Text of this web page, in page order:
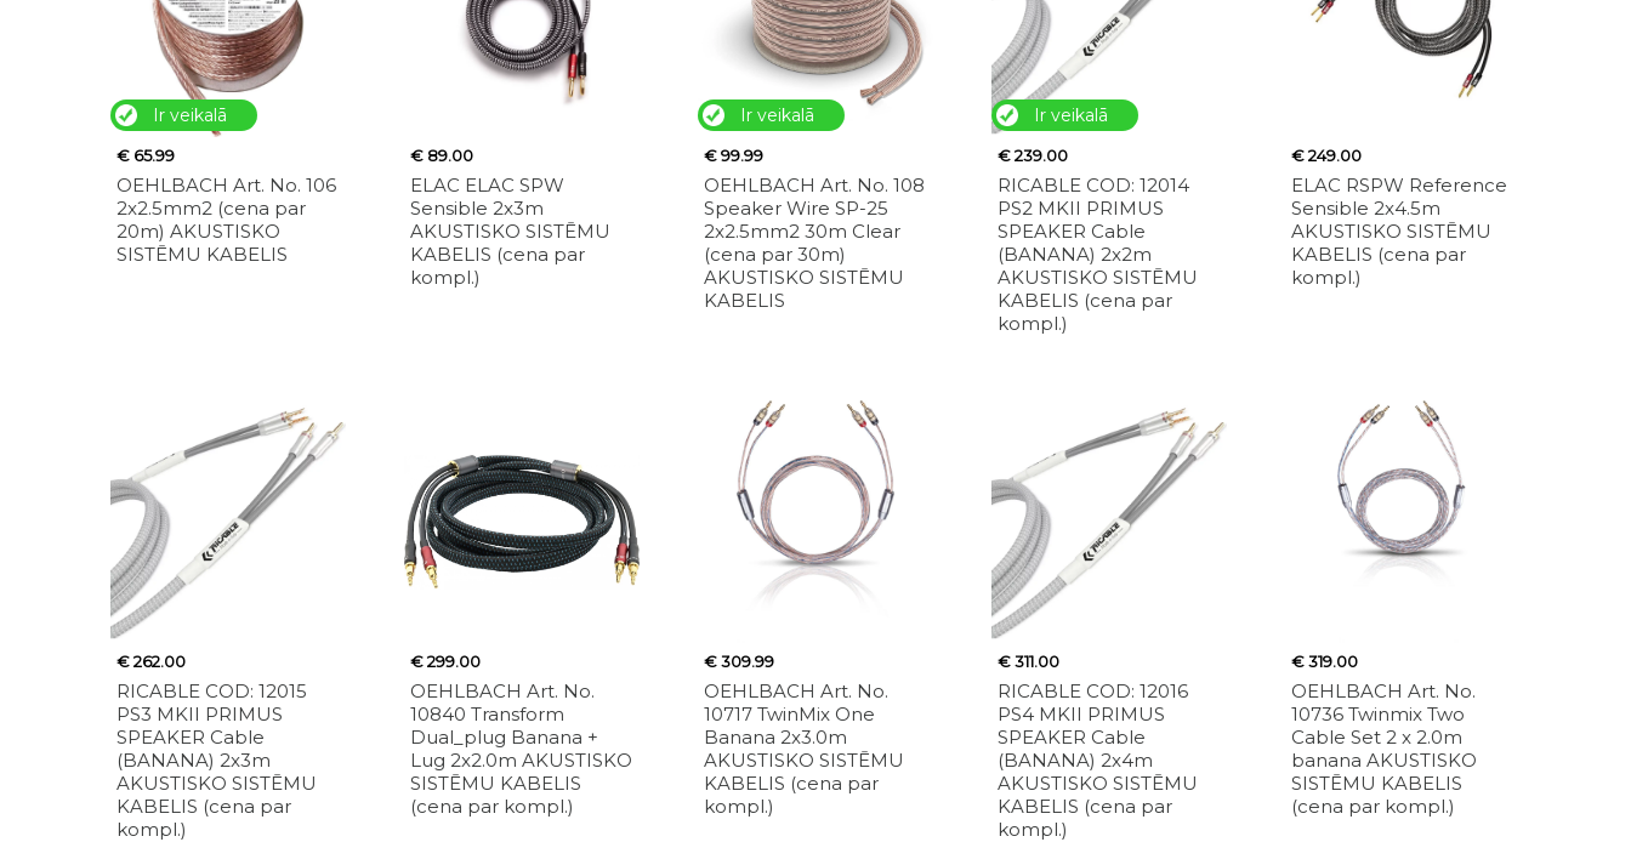
Ir veikalā
€ 65.99
OEHLBACH Art. No. 106
2x2.5mm2 (cena par
20m) AKUSTISKO
SISTĒMU KABELIS
€ 89.00
ELAC ELAC SPW
Sensible 2x3m
AKUSTISKO SISTĒMU
KABELIS (cena par
kompl.)
Ir veikalā
€ 99.99
OEHLBACH Art. No. 108
Speaker Wire SP-25
2x2.5mm2 30m Clear
(cena par 30m)
AKUSTISKO SISTĒMU
KABELIS
Ir veikalā
€ 239.00
RICABLE COD: 12014
PS2 MKII PRIMUS
SPEAKER Cable
(BANANA) 2x2m
AKUSTISKO SISTĒMU
KABELIS (cena par
kompl.)
€ 249.00
ELAC RSPW Reference
Sensible 2x4.5m
AKUSTISKO SISTĒMU
KABELIS (cena par
kompl.)
€ 262.00
RICABLE COD: 12015
PS3 MKII PRIMUS
SPEAKER Cable
(BANANA) 2x3m
AKUSTISKO SISTĒMU
KABELIS (cena par
kompl.)
€ 299.00
OEHLBACH Art. No.
10840 Transform
Dual_plug Banana +
Lug 2x2.0m AKUSTISKO
SISTĒMU KABELIS
(cena par kompl.)
€ 309.99
OEHLBACH Art. No.
10717 TwinMix One
Banana 2x3.0m
AKUSTISKO SISTĒMU
KABELIS (cena par
kompl.)
€ 311.00
RICABLE COD: 12016
PS4 MKII PRIMUS
SPEAKER Cable
(BANANA) 2x4m
AKUSTISKO SISTĒMU
KABELIS (cena par
kompl.)
€ 319.00
OEHLBACH Art. No.
10736 Twinmix Two
Cable Set 2 x 2.0m
banana AKUSTISKO
SISTĒMU KABELIS
(cena par kompl.)